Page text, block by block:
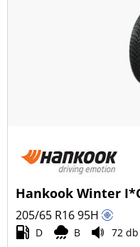
Hankook Winter
205/65 R1695H
D B 72 db